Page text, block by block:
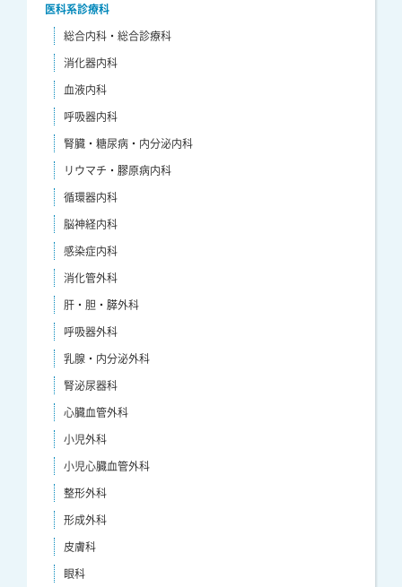
医科系診療科
総合内科・総合診療科
消化器内科
血液内科
呼吸器内科
腎臓・糖尿病・内分泌内科
リウマチ・膠原病内科
循環器内科
脳神経内科
感染症内科
消化管外科
肝・胆・膵外科
呼吸器外科
乳腺・内分泌外科
腎泌尿器科
心臓血管外科
小児外科
小児心臓血管外科
整形外科
形成外科
皮膚科
眼科